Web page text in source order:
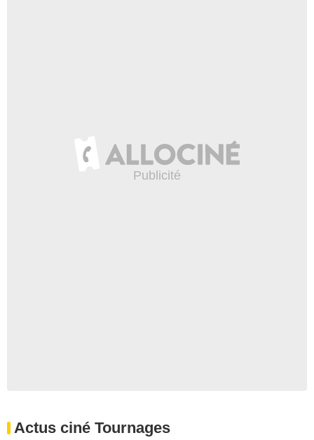
Actus ciné Tournages